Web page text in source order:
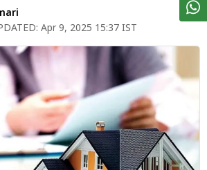
Apr 9, 2025 15:37 IST